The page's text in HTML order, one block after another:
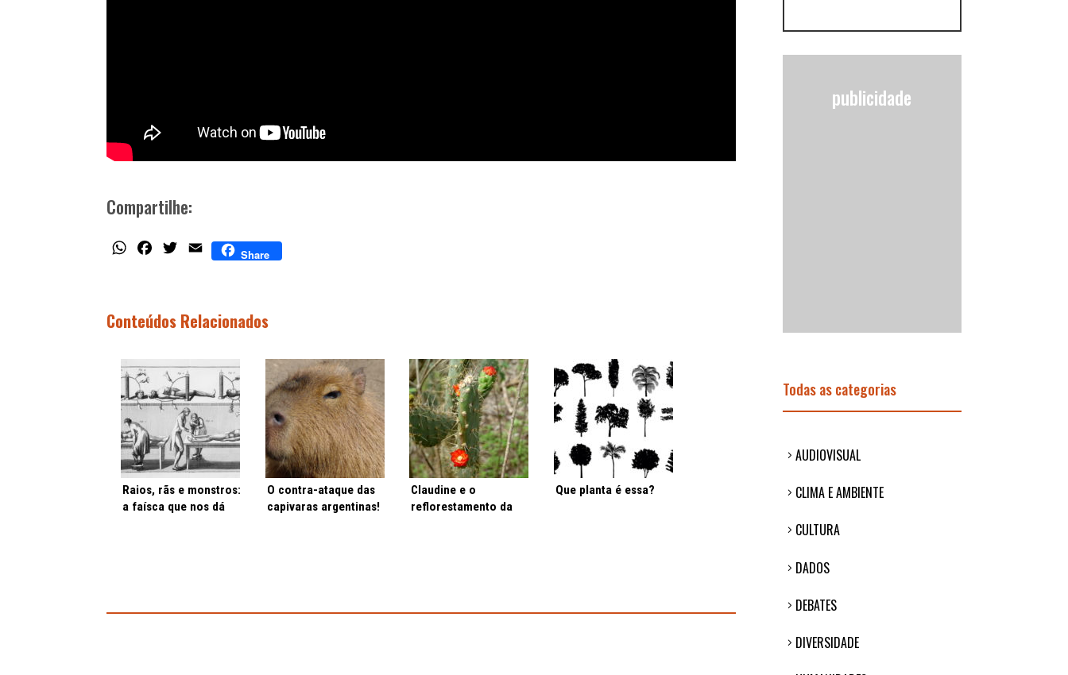
Compartilhe:
WhatsAppFacebook
TwitterEmail Share
Conteúdos Relacionados
Raios, rãs e monstros:
a faísca que nos dá
O contra-ataque das
capivaras argentinas!
Claudine e o
reflorestamento da
Que planta é essa?
publicidade
Todas as categorias
AUDIOVISUAL
CLIMA E AMBIENTE
CULTURA
DADOS
DEBATES
DIVERSIDADE